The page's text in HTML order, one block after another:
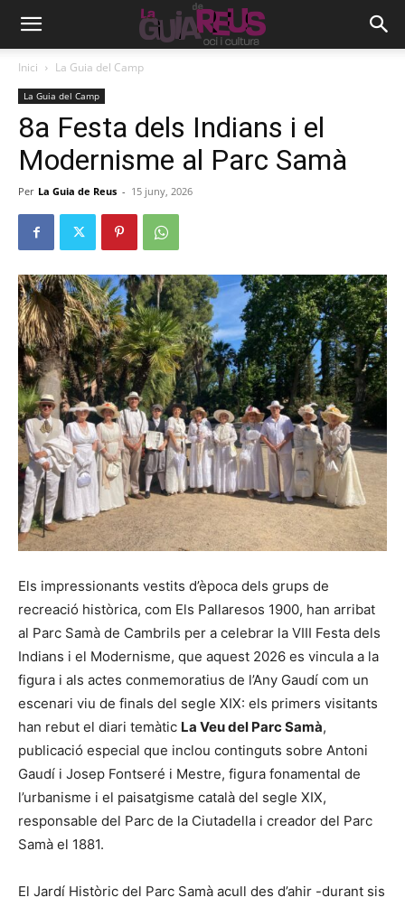
Inici La Guia del Camp
La Guia del Camp
8a Festa dels Indians i el
Modernisme al Parc Samà
Per La Guia de Reus - 15 juny, 2026
Els impressionants vestits d’època dels grups de
recreació històrica, com Els Pallaresos 1900, han arribat
al Parc Samà de Cambrils per a celebrar la VIII Festa dels
Indians i el Modernisme, que aquest 2026 es vincula a la
figura i als actes conmemoratius de l’Any Gaudí com un
escenari viu de finals del segle XIX: els primers visitants
han rebut el diari temàtic La Veu del Parc Samà,
publicació especial que inclou continguts sobre Antoni
Gaudí i Josep Fontseré i Mestre, figura fonamental de
l’urbanisme i el paisatgisme català del segle XIX,
responsable del Parc de la Ciutadella i creador del Parc
Samà el 1881.
El Jardí Històric del Parc Samà acull des d’ahir -durant sis